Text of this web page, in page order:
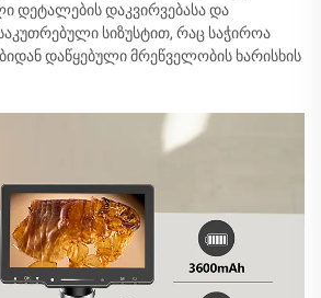
დეტალების დაკვირვებასა და
სიზუსტით, რაც საჭიროა
დაწყებული მრეწველობის ხარისხის